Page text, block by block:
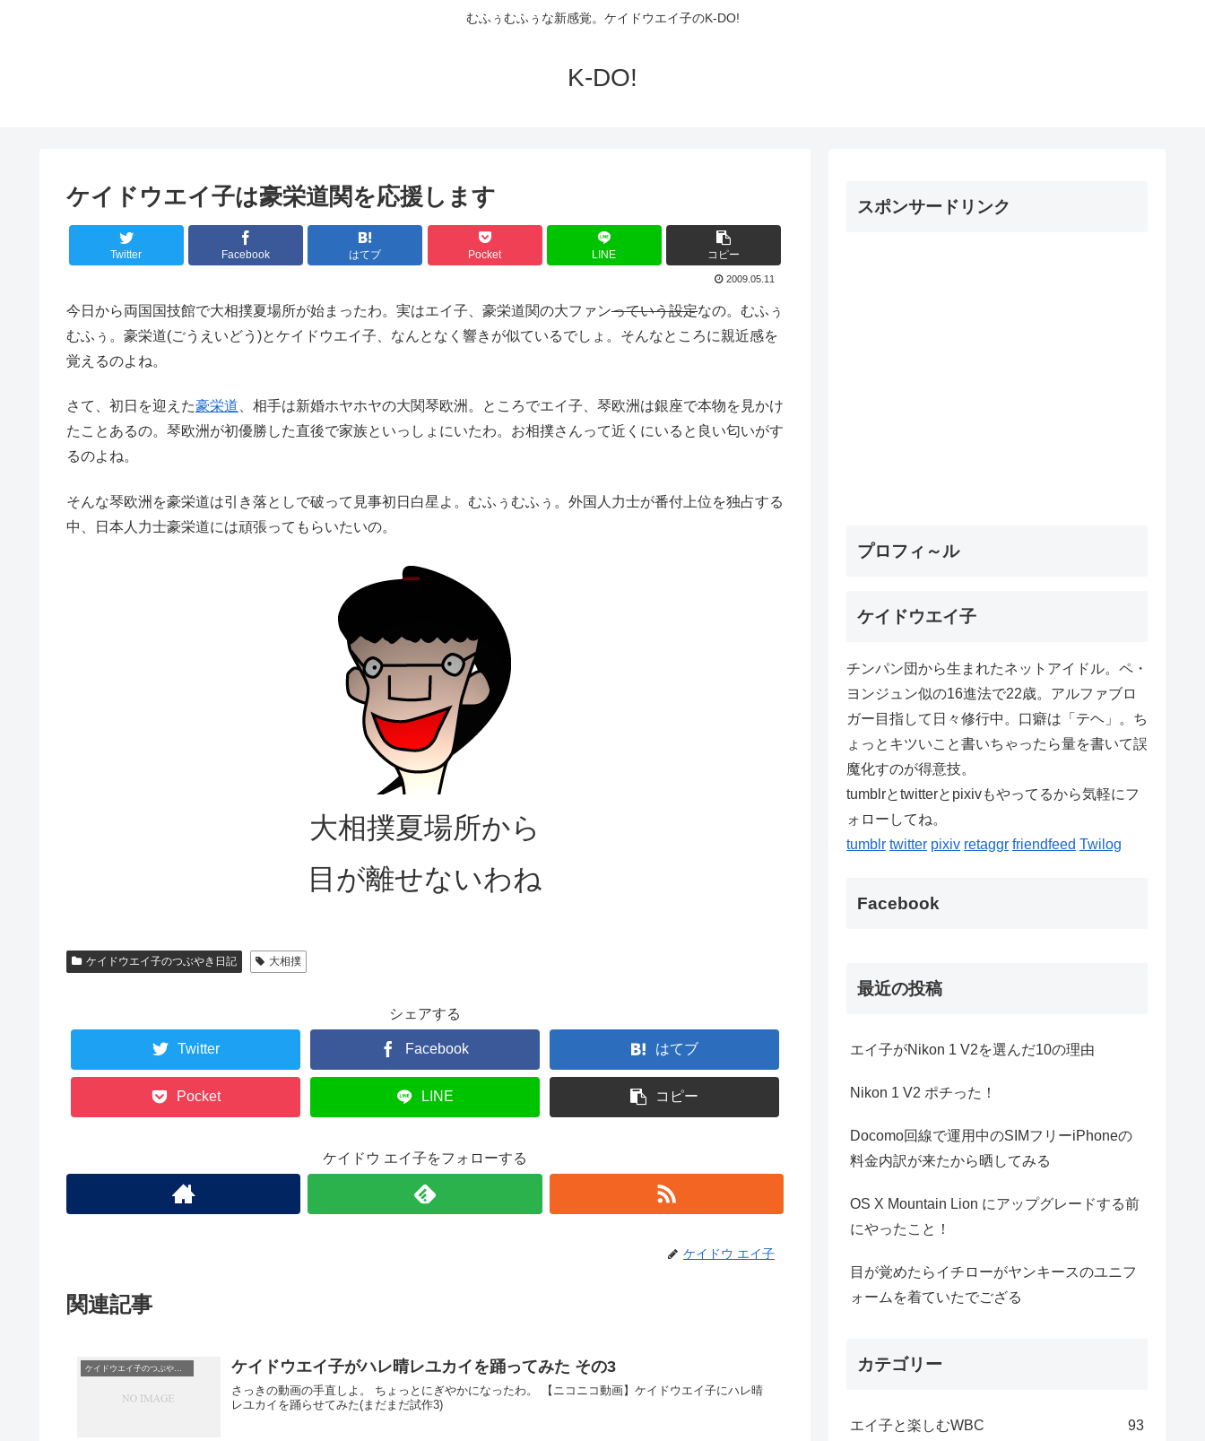
むふぅむふぅな新感覚。ケイドウエイ子のK-DO!
K-DO!
ケイドウエイ子は豪栄道関を応援します
Twitter Facebook はてブ Pocket LINE コピー
2009.05.11
今日から両国国技館で大相撲夏場所が始まったわ。実はエイ子、豪栄道関の大ファンっていう設定なの。むふぅ
むふぅ。豪栄道(ごうえいどう)とケイドウエイ子、なんとなく響きが似ているでしょ。そんなところに親近感を
覚えるのよね。
さて、初日を迎えた豪栄道 、相手は新婚ホヤホヤの大関琴欧洲。ところでエイ子、琴欧洲は銀座で本物を見かけ
たことあるの。琴欧洲が初優勝した直後で家族といっしょにいたわ。お相撲さんって近くにいると良い匂いがす
るのよね。
そんな琴欧洲を豪栄道は引き落としで破って見事初日白星よ。むふぅむふぅ。外国人力士が番付上位を独占する
中、日本人力士豪栄道には頑張ってもらいたいの。
大相撲夏場所から
目が離せないわね
ケイドウエイ子のつぶやき日記 大相撲
シェアする
Twitter Facebook はてブ
Pocket LINE コピー
ケイドウ エイ子をフォローする
ケイドウ エイ子
関連記事
ケイドウエイ子のつぶやき日記 ケイドウエイ子がハレ晴レユカイを踊ってみた その3
さっきの動画の手直しよ。 ちょっとにぎやかになったわ。 【ニコニコ動画】ケイドウエイ子にハレ晴
レユカイを踊らせてみた(まだまだ試作3)
スポンサードリンク
プロフィ～ル
ケイドウエイ子
チンパン団から生まれたネットアイドル。ペ・
ヨンジュン似の16進法で22歳。アルファブロ
ガー目指して日々修行中。口癖は「テヘ」。ち
ょっとキツいこと書いちゃったら量を書いて誤
魔化すのが得意技。
tumblrとtwitterとpixivもやってるから気軽にフ
ォローしてね。
tumblr twitter pixiv retaggr friendfeed Twilog
Facebook
最近の投稿
エイ子がNikon 1 V2を選んだ10の理由
Nikon 1 V2 ポチった！
Docomo回線で運用中のSIMフリーiPhoneの
料金内訳が来たから晒してみる
OS X Mountain Lion にアップグレードする前
にやったこと！
目が覚めたらイチローがヤンキースのユニフ
ォームを着ていたでござる
カテゴリー
エイ子と楽しむWBC 93